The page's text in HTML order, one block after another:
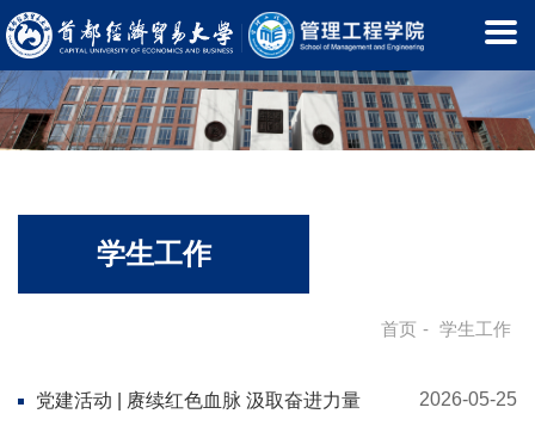
学生工作
首页 - 学生工作
党建活动 | 赓续红色血脉 汲取奋进力量 2026-05-25